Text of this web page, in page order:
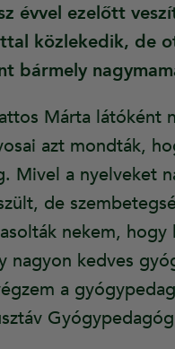
évvel ezelőtt
közlekedik, de
bármely
Márta látóként
azt mondták,
Mivel a nyelveket
de
nekem,
nagyon kedves
a